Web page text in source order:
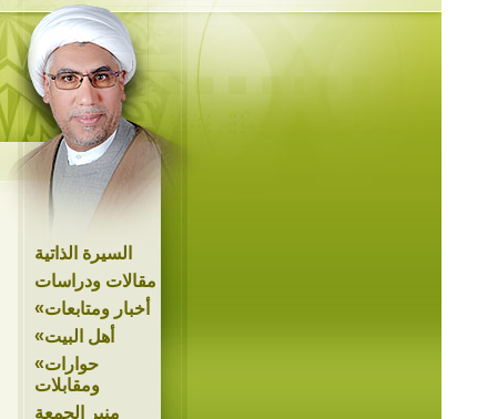
السيرة الذاتية
مقالات ودراسات
»أخبار ومتابعات
»أهل البيت
»حوارات
ومقابلات
منبر الجمعة